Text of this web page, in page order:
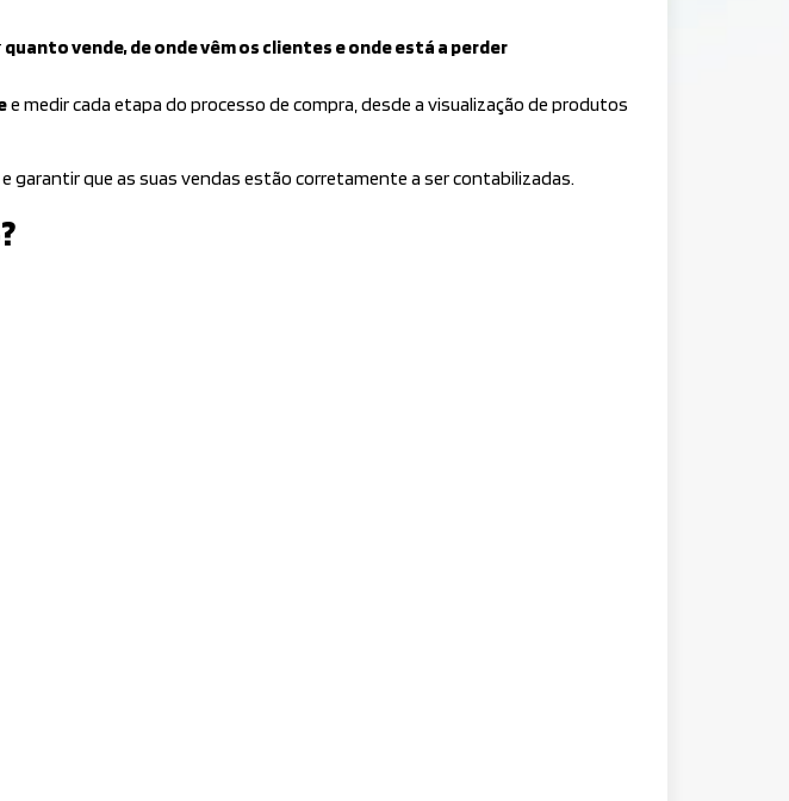
quanto vende, de onde vêm os clientes e onde está a perder
e medir cada etapa do processo de compra, desde a visualização de produtos
garantir que as suas vendas estão corretamente a ser contabilizadas.